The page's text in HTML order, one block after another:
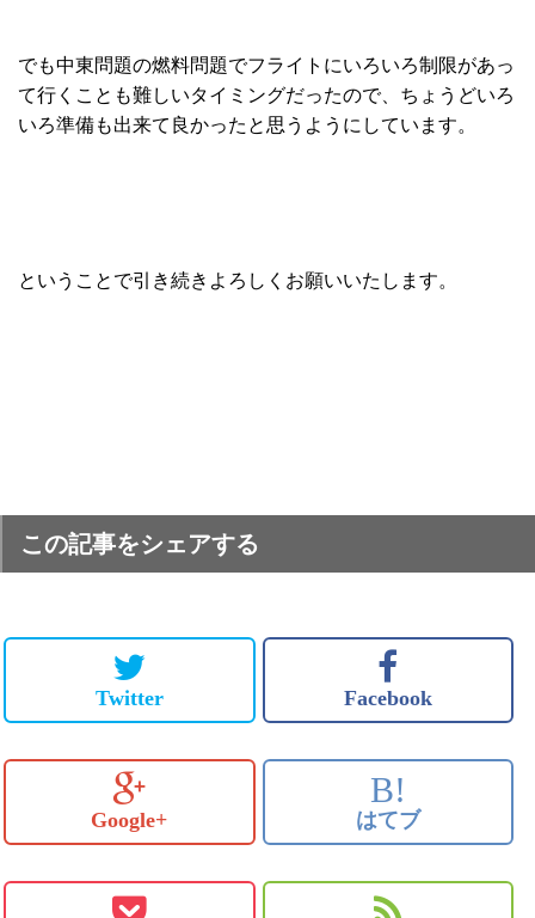
でも中東問題の燃料問題でフライトにいろいろ制限があっ
て行くことも難しいタイミングだったので、ちょうどいろ
いろ準備も出来て良かったと思うようにしています。
ということで引き続きよろしくお願いいたします。
この記事をシェアする
Twitter Facebook
Google+
B!
はてブ